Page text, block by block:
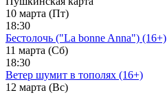
10 марта (Пт)
18:30
Бестолочь ("La bonne Anna") (16+)
11 марта (Сб)
18:30
Ветер шумит в тополях (16+)
12 марта (Вс)